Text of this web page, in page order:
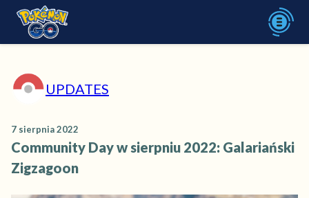
UPDATES
7 sierpnia 2022
Community Day w sierpniu 2022: Galariański
Zigzagoon